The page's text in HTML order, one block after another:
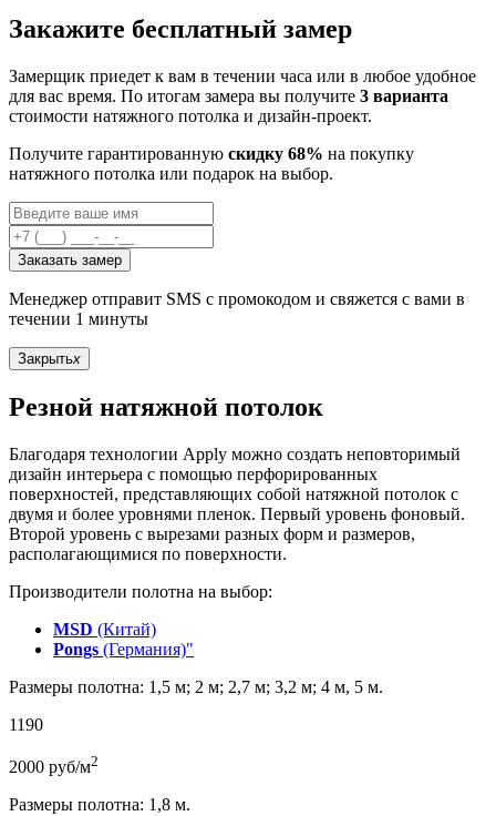
Закажите бесплатный замер
Замерщик приедет к вам в течении часа или в любое удобное
для вас время. По итогам замера вы получите 3 варианта
стоимости натяжного потолка и дизайн-проект.
Получите гарантированную скидку 68% на покупку
натяжного потолка или подарок на выбор.
Заказать замер
Менеджер отправит SMS с промокодом и свяжется с вами в
течении 1 минуты
Закрытьx
Резной натяжной потолок
Благодаря технологии Apply можно создать неповторимый
дизайн интерьера с помощью перфорированных
поверхностей, представляющих собой натяжной потолок с
двумя и более уровнями пленок. Первый уровень фоновый.
Второй уровень с вырезами разных форм и размеров,
располагающимися по поверхности.
Производители полотна на выбор:
MSD (Китай)
Pongs (Германия)"
Размеры полотна: 1,5 м; 2 м; 2,7 м; 3,2 м; 4 м, 5 м.
1190
2000 руб/м2
Размеры полотна: 1,8 м.